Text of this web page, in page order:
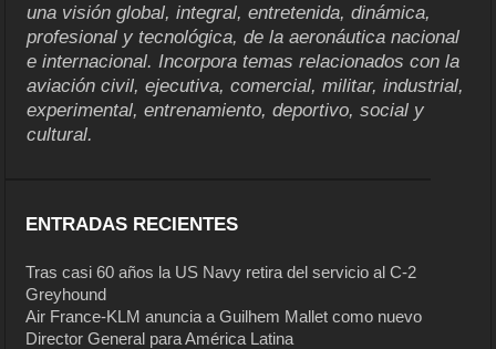
una visión global, integral, entretenida, dinámica,
profesional y tecnológica, de la aeronáutica nacional
e internacional. Incorpora temas relacionados con la
aviación civil, ejecutiva, comercial, militar, industrial,
experimental, entrenamiento, deportivo, social y
cultural.
ENTRADAS RECIENTES
Tras casi 60 años la US Navy retira del servicio al C-2
Greyhound
Air France-KLM anuncia a Guilhem Mallet como nuevo
Director General para América Latina